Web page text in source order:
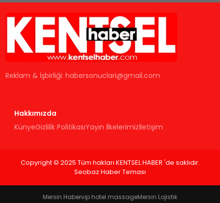
Reklam & İşbirliği:habersonuclari@gmail.com
Hakkımızda
KünyeGizlilik PolitikasıYayın İlkelerimizİletişim
Copyright © 2025 Tüm hakları KENTSEL HABER 'de saklıdır.
Seobaz Haber Teması
Mersin Habervip hotel massageMersin Lojistik